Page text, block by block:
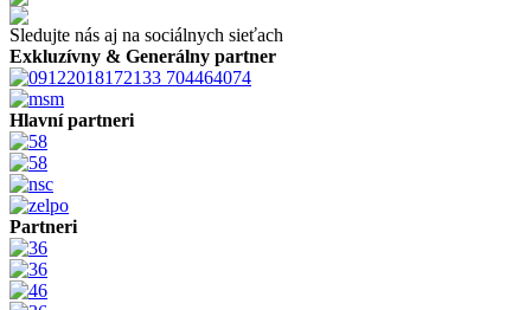
Sledujte nás aj na sociálnych sieťach
Exkluzívny & Generálny partner
Hlavní partneri
Partneri